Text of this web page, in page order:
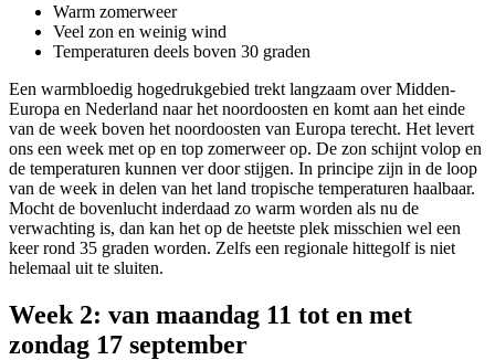
Warm zomerweer
Veel zon en weinig wind
Temperaturen deels boven 30 graden
Een warmbloedig hogedrukgebied trekt langzaam over Midden-
Europa en Nederland naar het noordoosten en komt aan het einde
van de week boven het noordoosten van Europa terecht. Het levert
ons een week met op en top zomerweer op. De zon schijnt volop en
de temperaturen kunnen ver door stijgen. In principe zijn in de loop
van de week in delen van het land tropische temperaturen haalbaar.
Mocht de bovenlucht inderdaad zo warm worden als nu de
verwachting is, dan kan het op de heetste plek misschien wel een
keer rond 35 graden worden. Zelfs een regionale hittegolf is niet
helemaal uit te sluiten.
Week 2: van maandag 11 tot en met
zondag 17 september